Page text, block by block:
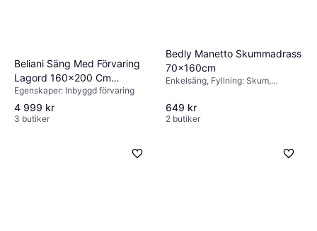
Beliani Säng Med Förvaring
Lagord 160x200 Cm
Ramsäng
Egenskaper: Inbyggd förvaring
4 999 kr
3 butiker
Bedly Manetto Skummadrass
70x160cm
Enkelsäng, Fyllning: Skum,
649 kr
2 butiker